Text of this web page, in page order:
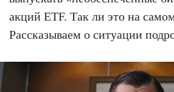
акций ETF. Так ли это на
Рассказываем о ситуации